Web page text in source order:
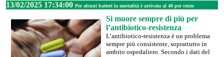
13/02/2025 17:34:00 Per alcuni batteri la mortalità è arrivata al 40 per cento
Si muore sempre di più per
l’antibiotico-resistenza
L’antibiotico-resistenza è un problema
sempre più consistente, soprattutto in
ambito ospedaliero. Secondo i dati del